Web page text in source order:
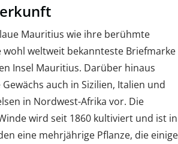
Mauritius wie ihre berühmte
weltweit bekannteste Briefmarke
Insel Mauritius. Darüber hinaus
auch in Sizilien, Italien und
in Nordwest-Afrika vor. Die
wird seit 1860 kultiviert und ist in
eine mehrjährige Pflanze, die einige